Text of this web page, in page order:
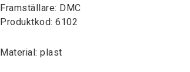
Framställare: DMC
Produktkod: 6102
Material: plast